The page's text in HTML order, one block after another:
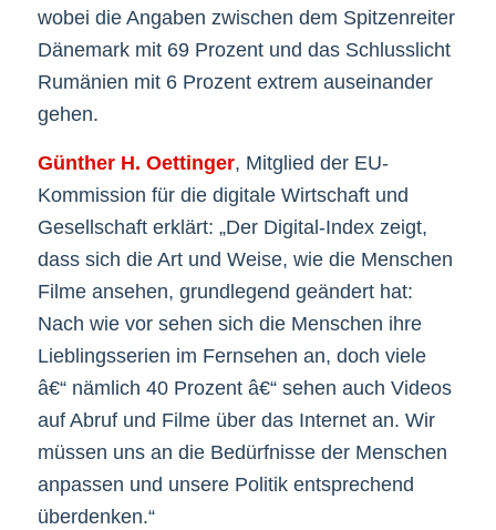
wobei die Angaben zwischen dem Spitzenreiter
Dänemark mit 69 Prozent und das Schlusslicht
Rumänien mit 6 Prozent extrem auseinander
gehen.
Günther H. Oettinger, Mitglied der EU-
Kommission für die digitale Wirtschaft und
Gesellschaft erklärt: „Der Digital-Index zeigt,
dass sich die Art und Weise, wie die Menschen
Filme ansehen, grundlegend geändert hat:
Nach wie vor sehen sich die Menschen ihre
Lieblingsserien im Fernsehen an, doch viele
â€“ nämlich 40 Prozent â€“ sehen auch Videos
auf Abruf und Filme über das Internet an. Wir
müssen uns an die Bedürfnisse der Menschen
anpassen und unsere Politik entsprechend
überdenken.“